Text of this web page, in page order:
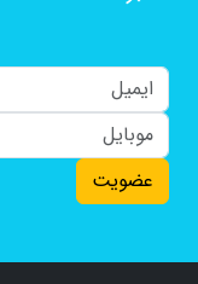
عضویت